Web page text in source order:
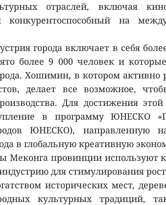
отраслей, включая
на
города включает в себя
более 9 000 человек и
Хошимин, в котором активно
делает все возможное,
Для достижения
в программу ЮНЕСКО
ЮНЕСКО), направленную
в глобальную креативную
Меконга провинции используют
для стимулирования
исторических мест,
культурных традиций,